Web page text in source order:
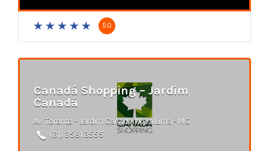
5.0
Canadá Shopping – Jardim
Canadá
Av. Toronto - Jardim Canada, Nova Lima - MG
(31) 3581 3555